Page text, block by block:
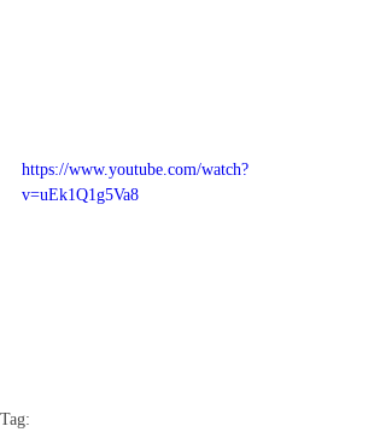
https://www.youtube.com/watch?
v=uEk1Q1g5Va8
Tag: